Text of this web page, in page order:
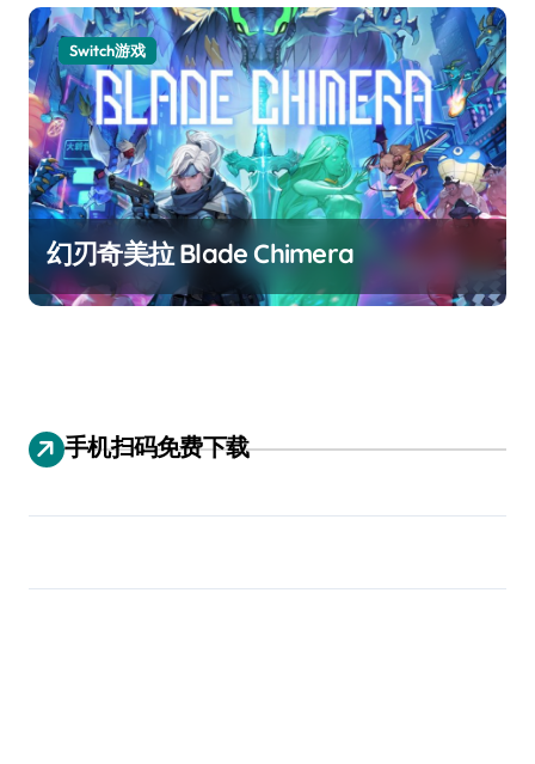
Switch游戏
幻刃奇美拉 Blade Chimera
手机扫码免费下载